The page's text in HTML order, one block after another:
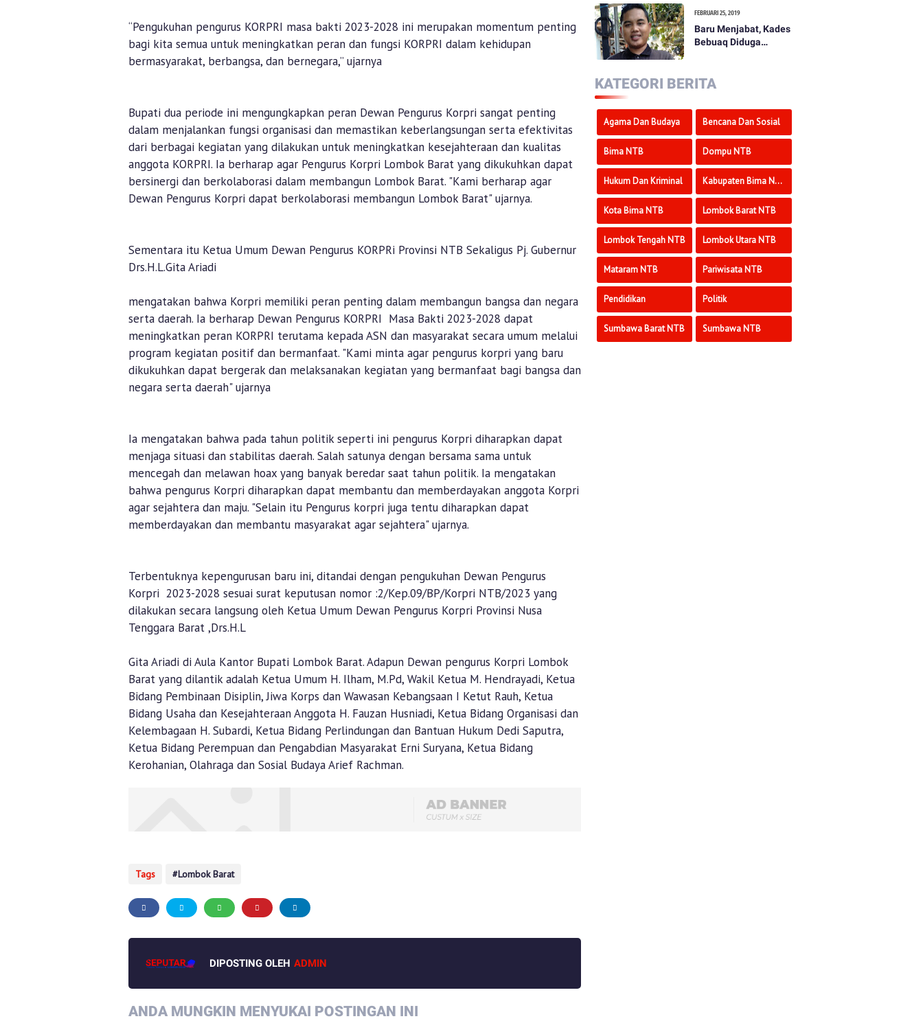
“Pengukuhan pengurus KORPRI masa bakti 2023-2028 ini merupakan momentum penting
bagi kita semua untuk meningkatkan peran dan fungsi KORPRI dalam kehidupan
bermasyarakat, berbangsa, dan bernegara,” ujarnya
Bupati dua periode ini mengungkapkan peran Dewan Pengurus Korpri sangat penting
dalam menjalankan fungsi organisasi dan memastikan keberlangsungan serta efektivitas
dari berbagai kegiatan yang dilakukan untuk meningkatkan kesejahteraan dan kualitas
anggota KORPRI. Ia berharap agar Pengurus Korpri Lombok Barat yang dikukuhkan dapat
bersinergi dan berkolaborasi dalam membangun Lombok Barat. "Kami berharap agar
Dewan Pengurus Korpri dapat berkolaborasi membangun Lombok Barat" ujarnya.
Sementara itu Ketua Umum Dewan Pengurus KORPRi Provinsi NTB Sekaligus Pj. Gubernur
Drs.H.L.Gita Ariadi
mengatakan bahwa Korpri memiliki peran penting dalam membangun bangsa dan negara
serta daerah. Ia berharap Dewan Pengurus KORPRI Masa Bakti 2023-2028 dapat
meningkatkan peran KORPRI terutama kepada ASN dan masyarakat secara umum melalui
program kegiatan positif dan bermanfaat. "Kami minta agar pengurus korpri yang baru
dikukuhkan dapat bergerak dan melaksanakan kegiatan yang bermanfaat bagi bangsa dan
negara serta daerah" ujarnya
Ia mengatakan bahwa pada tahun politik seperti ini pengurus Korpri diharapkan dapat
menjaga situasi dan stabilitas daerah. Salah satunya dengan bersama sama untuk
mencegah dan melawan hoax yang banyak beredar saat tahun politik. Ia mengatakan
bahwa pengurus Korpri diharapkan dapat membantu dan memberdayakan anggota Korpri
agar sejahtera dan maju. "Selain itu Pengurus korpri juga tentu diharapkan dapat
memberdayakan dan membantu masyarakat agar sejahtera" ujarnya.
Terbentuknya kepengurusan baru ini, ditandai dengan pengukuhan Dewan Pengurus
Korpri 2023-2028 sesuai surat keputusan nomor :2/Kep.09/BP/Korpri NTB/2023 yang
dilakukan secara langsung oleh Ketua Umum Dewan Pengurus Korpri Provinsi Nusa
Tenggara Barat ,Drs.H.L
Gita Ariadi di Aula Kantor Bupati Lombok Barat. Adapun Dewan pengurus Korpri Lombok
Barat yang dilantik adalah Ketua Umum H. Ilham, M.Pd, Wakil Ketua M. Hendrayadi, Ketua
Bidang Pembinaan Disiplin, Jiwa Korps dan Wawasan Kebangsaan I Ketut Rauh, Ketua
Bidang Usaha dan Kesejahteraan Anggota H. Fauzan Husniadi, Ketua Bidang Organisasi dan
Kelembagaan H. Subardi, Ketua Bidang Perlindungan dan Bantuan Hukum Dedi Saputra,
Ketua Bidang Perempuan dan Pengabdian Masyarakat Erni Suryana, Ketua Bidang
Kerohanian, Olahraga dan Sosial Budaya Arief Rachman.
Tags Lombok Barat
DIPOSTING OLEH ADMIN
ANDA MUNGKIN MENYUKAI POSTINGAN INI
FEBRUARI 25, 2019
Baru Menjabat, Kades
Bebuaq Diduga
KATEGORI BERITA
Agama Dan Budaya Bencana Dan Sosial
Bima NTB Dompu NTB
Hukum Dan Kriminal Kabupaten Bima NTB
Kota Bima NTB Lombok Barat NTB
Lombok Tengah NTB Lombok Utara NTB
Mataram NTB Pariwisata NTB
Pendidikan Politik
Sumbawa Barat NTB Sumbawa NTB